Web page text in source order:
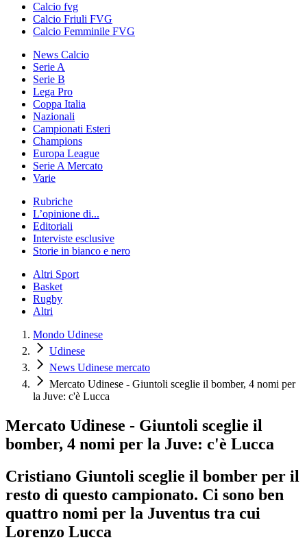
Calcio fvg
Calcio Friuli FVG
Calcio Femminile FVG
News Calcio
Serie A
Serie B
Lega Pro
Coppa Italia
Nazionali
Campionati Esteri
Champions
Europa League
Serie A Mercato
Varie
Rubriche
L’opinione di...
Editoriali
Interviste esclusive
Storie in bianco e nero
Altri Sport
Basket
Rugby
Altri
Mondo Udinese
Udinese
News Udinese mercato
Mercato Udinese - Giuntoli sceglie il bomber, 4 nomi per
la Juve: c'è Lucca
Mercato Udinese - Giuntoli sceglie il
bomber, 4 nomi per la Juve: c'è Lucca
Cristiano Giuntoli sceglie il bomber per il
resto di questo campionato. Ci sono ben
quattro nomi per la Juventus tra cui
Lorenzo Lucca